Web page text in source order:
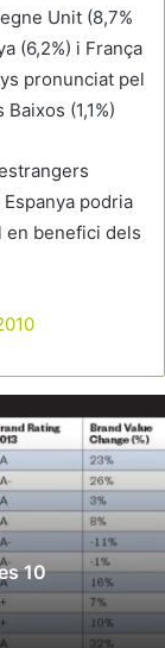
Unit (8,7%
(6,2%) i França
pronunciat pel
(1,1%)
podria
en benefici dels
10